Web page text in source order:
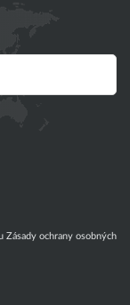
Zásady ochrany osobných